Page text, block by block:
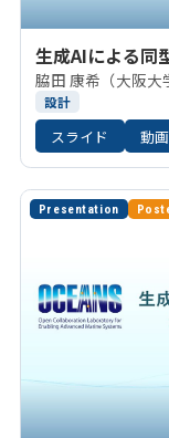
生成AIによる同
脇田 康希（大阪大
設計
スライド 動
Presentation